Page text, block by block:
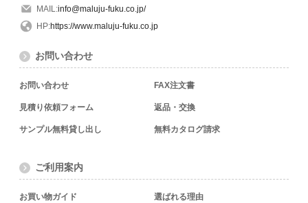
MAIL:info@maluju-fuku.co.jp/
HP:https://www.maluju-fuku.co.jp
お問い合わせ
お問い合わせ FAX注文書
見積り依頼フォーム 返品・交換
サンプル無料貸し出し 無料カタログ請求
ご利用案内
お買い物ガイド 選ばれる理由